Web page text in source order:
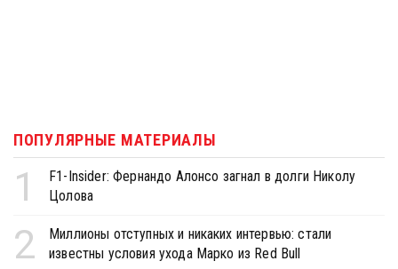
ПОПУЛЯРНЫЕ МАТЕРИАЛЫ
1
F1-Insider: Фернандо Алонсо загнал в долги Николу
Цолова
2
Миллионы отступных и никаких интервью: стали
известны условия ухода Марко из Red Bull